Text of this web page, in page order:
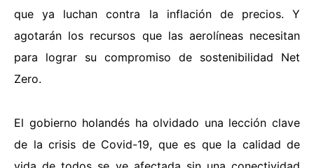
que ya luchan contra la inflación de precios. Y
agotarán los recursos que las aerolíneas necesitan
para lograr su compromiso de sostenibilidad Net
Zero.
El gobierno holandés ha olvidado una lección clave
de la crisis de Covid-19, que es que la calidad de